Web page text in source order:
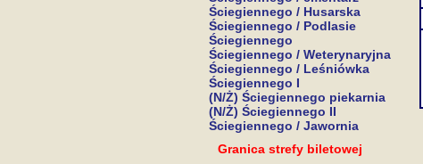
Ściegiennego / Husarska
Ściegiennego / Podlasie
Ściegiennego
Ściegiennego / Weterynaryjna
Ściegiennego / Leśniówka
Ściegiennego I
(N/Ż) Ściegiennego piekarnia
(N/Ż) Ściegiennego II
Ściegiennego / Jawornia
Granica strefy biletowej